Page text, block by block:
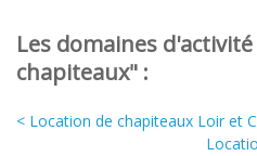
Les domaines
chapiteaux" :
< Location de chapiteaux Loir et